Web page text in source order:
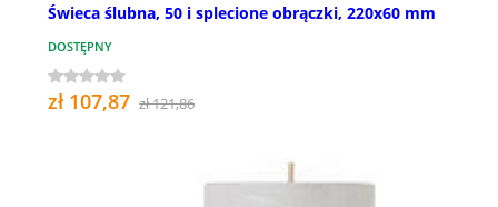
Świeca ślubna, 50 i splecione obrączki, 220x60 mm
DOSTĘPNY
zł 107,87 zł 121,86